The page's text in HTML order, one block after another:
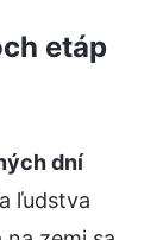
etáp
dní
ľudstva